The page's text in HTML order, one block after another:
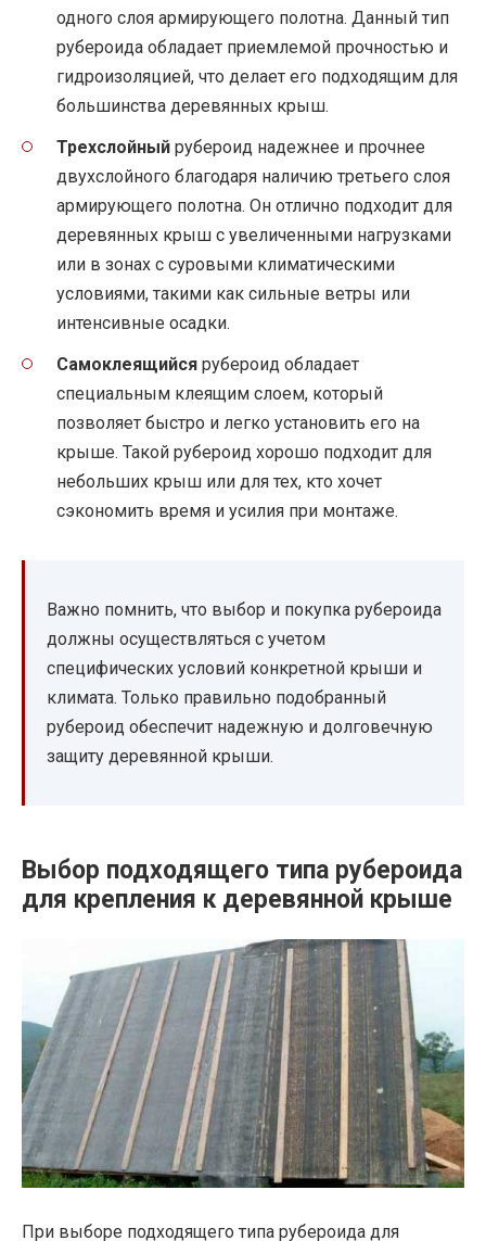
одного слоя армирующего полотна. Данный тип
рубероида обладает приемлемой прочностью и
гидроизоляцией, что делает его подходящим для
большинства деревянных крыш.
Трехслойный рубероид надежнее и прочнее
двухслойного благодаря наличию третьего слоя
армирующего полотна. Он отлично подходит для
деревянных крыш с увеличенными нагрузками
или в зонах с суровыми климатическими
условиями, такими как сильные ветры или
интенсивные осадки.
Самоклеящийся рубероид обладает
специальным клеящим слоем, который
позволяет быстро и легко установить его на
крыше. Такой рубероид хорошо подходит для
небольших крыш или для тех, кто хочет
сэкономить время и усилия при монтаже.
Важно помнить, что выбор и покупка рубероида
должны осуществляться с учетом
специфических условий конкретной крыши и
климата. Только правильно подобранный
рубероид обеспечит надежную и долговечную
защиту деревянной крыши.
Выбор подходящего типа рубероида
для крепления к деревянной крыше
При выборе подходящего типа рубероида для